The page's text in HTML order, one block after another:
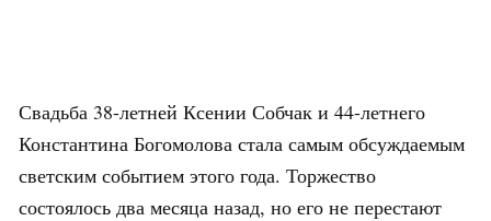
Свадьба 38-летней Ксении Собчак и 44-летнего
Константина Богомолова стала самым обсуждаемым
светским событием этого года. Торжество
состоялось два месяца назад, но его не перестают